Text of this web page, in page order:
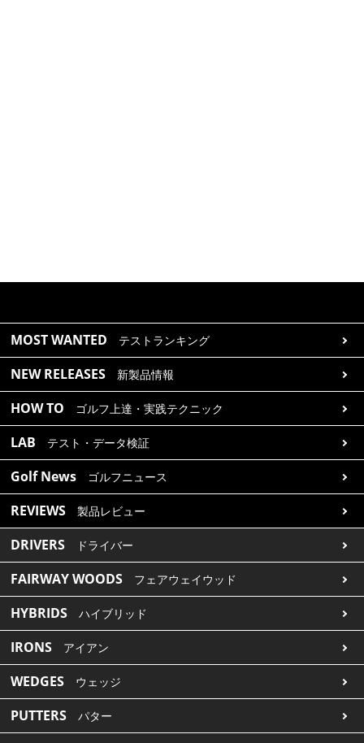
MOST WANTED テストランキング
NEW RELEASES 新製品情報
HOW TO ゴルフ上達・実践テクニック
LAB テスト・データ検証
Golf News ゴルフニュース
REVIEWS 製品レビュー
DRIVERS ドライバー
FAIRWAY WOODS フェアウェイウッド
HYBRIDS ハイブリッド
IRONS アイアン
WEDGES ウェッジ
PUTTERS パター